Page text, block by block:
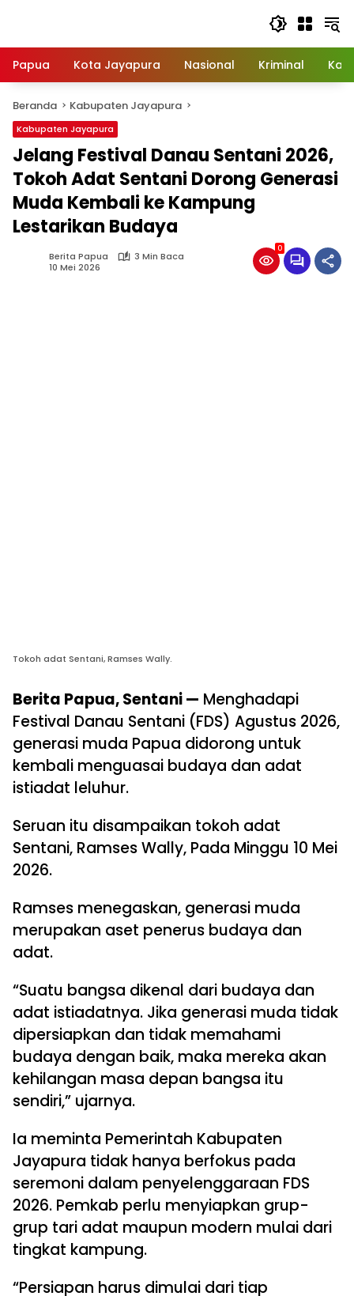
Papua
Kota Jayapura Nasional Kriminal
Beranda Kabupaten Jayapura
Kabupaten Jayapura
Jelang Festival Danau Sentani 2026,
Tokoh Adat Sentani Dorong Generasi
Muda Kembali ke Kampung
Lestarikan Budaya
Berita Papua
3 Min Baca
10 Mei 2026
0
Tokoh adat Sentani, Ramses Wally.
Berita Papua, Sentani — Menghadapi
Festival Danau Sentani (FDS) Agustus 2026,
generasi muda Papua didorong untuk
kembali menguasai budaya dan adat
istiadat leluhur.
Seruan itu disampaikan tokoh adat
Sentani, Ramses Wally, Pada Minggu 10 Mei
2026.
Ramses menegaskan, generasi muda
merupakan aset penerus budaya dan
adat.
“Suatu bangsa dikenal dari budaya dan
adat istiadatnya. Jika generasi muda tidak
dipersiapkan dan tidak memahami
budaya dengan baik, maka mereka akan
kehilangan masa depan bangsa itu
sendiri,” ujarnya.
Ia meminta Pemerintah Kabupaten
Jayapura tidak hanya berfokus pada
seremoni dalam penyelenggaraan FDS
2026. Pemkab perlu menyiapkan grup-
grup tari adat maupun modern mulai dari
tingkat kampung.
“Persiapan harus dimulai dari tiap